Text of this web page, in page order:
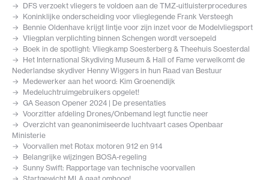
DFS verzoekt vliegers te voldoen aan de TMZ-uitluisterprocedures
Koninklijke onderscheiding voor vlieglegende Frank Versteegh
Bennie Oldenhave krijgt lintje voor zijn inzet voor de Modelvliegsport
Vliegplan verplichting binnen Schengen wordt versoepeld
Boek in de spotlight: Vliegkamp Soesterberg & Theehuis Soesterdal
Het International Skydiving Museum & Hall of Fame verwelkomt de
Nederlandse skydiver Henny Wiggers in hun Raad van Bestuur
Medewerker aan het woord: Kim Groenendijk
Medeluchtruimgebruikers opgelet!
GA Season Opener 2024 | De presentaties
Voorzitter afdeling Drones/Onbemand legt functie neer
Overzicht van geanonimiseerde luchtvaart cases Openbaar
Ministerie
Voorvallen met Rotax motoren 912 en 914
Belangrijke wijzingen BOSA-regeling
Sunny Swift: Rapportage van technische voorvallen